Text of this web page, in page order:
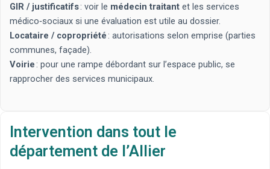
GIR / justificatifs: voir le médecin traitantet les services
médico‑sociaux si une évaluation est utile au dossier.
Locataire / copropriété: autorisations selon emprise (parties
communes, façade).
Voirie: pour une rampe débordant sur l’espace public, se
rapprocher des services municipaux.
Intervention dans tout le
département de l’Allier